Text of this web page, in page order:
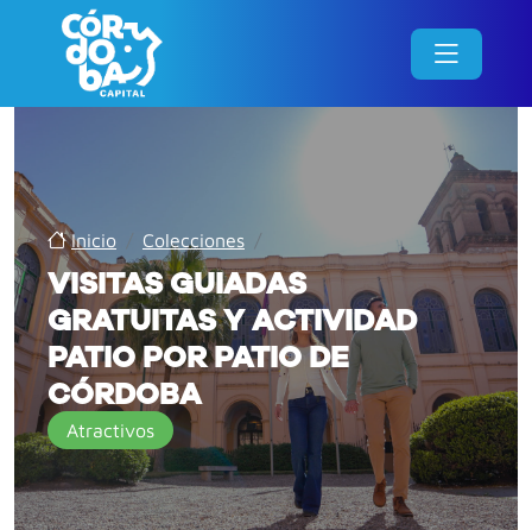
Inicio / Colecciones /
VISITAS GUIADAS
GRATUITAS Y ACTIVIDAD
PATIO POR PATIO DE
CÓRDOBA
Atractivos